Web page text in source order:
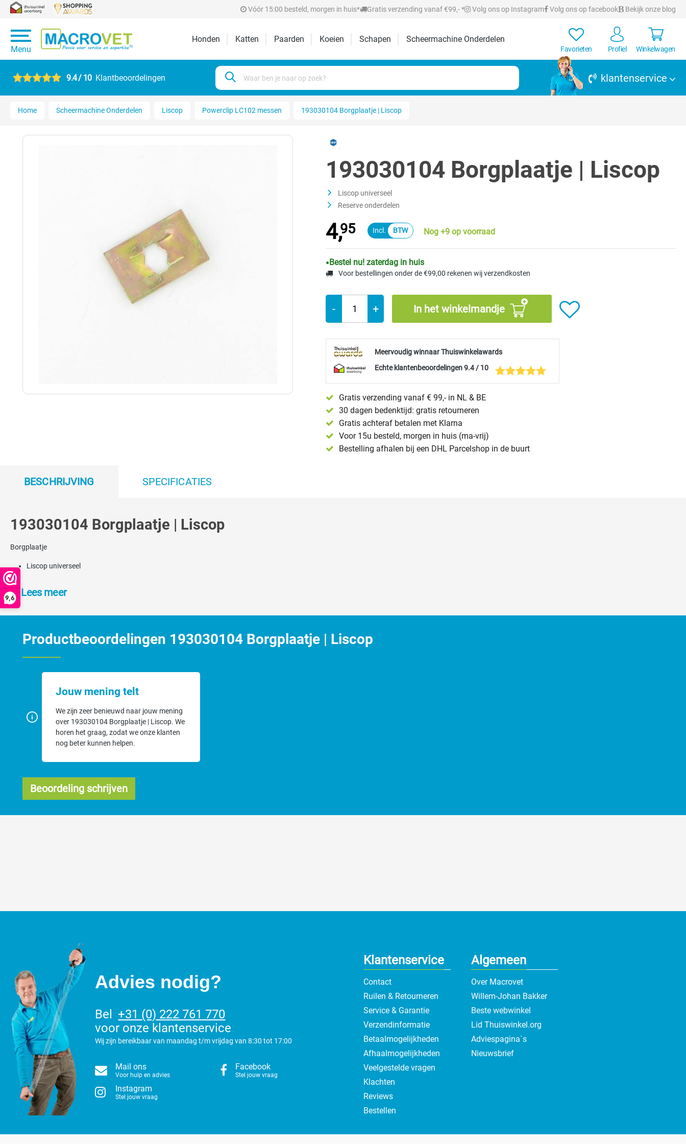
9,6
Vóór 15:00 besteld, morgen in huis* Gratis verzending vanaf €99,- * Volg ons op Instagram Volg ons op facebook Bekijk onze blog
Menu
Honden Katten Paarden Koeien Schapen Scheermachine Onderdelen
Favorieten Profiel Winkelwagen
9.4 / 10 Klantbeoordelingen klantenservice
Home Scheermachine Onderdelen Liscop Powerclip LC102 messen 193030104 Borgplaatje | Liscop
193030104 Borgplaatje | Liscop
Liscop universeel
Reserve onderdelen
4,95 Nog +9 op voorraad
Bestel nu! zaterdag in huis
Voor bestellingen onder de €99,00 rekenen wij verzendkosten
- + In het winkelmandje
Meervoudig winnaar Thuiswinkelawards
Echte klantenbeoordelingen 9.4 / 10
Gratis verzending vanaf € 99,- in NL & BE
30 dagen bedenktijd: gratis retourneren
Gratis achteraf betalen met Klarna
Voor 15u besteld, morgen in huis (ma-vrij)
Bestelling afhalen bij een DHL Parcelshop in de buurt
BESCHRIJVING SPECIFICATIES
193030104 Borgplaatje | Liscop
Borgplaatje
Liscop universeel
Lees meer
Productbeoordelingen 193030104 Borgplaatje | Liscop
Jouw mening telt
We zijn zeer benieuwd naar jouw mening
over 193030104 Borgplaatje | Liscop. We
horen het graag, zodat we onze klanten
nog beter kunnen helpen.
Beoordeling schrijven
Klantenservice
Contact
Ruilen & Retourneren
Service & Garantie
Verzendinformatie
Betaalmogelijkheden
Afhaalmogelijkheden
Veelgestelde vragen
Klachten
Reviews
Bestellen
Algemeen
Over Macrovet
Willem-Johan Bakker
Beste webwinkel
Lid Thuiswinkel.org
Adviespagina`s
Nieuwsbrief
Advies nodig?
Bel
+31 (0) 222 761 770
voor onze klantenservice
Wij zijn bereikbaar van maandag t/m vrijdag van 8:30 tot 17:00
Mail ons
Voor hulp en advies
Facebook
Stel jouw vraag
Instagram
Stel jouw vraag